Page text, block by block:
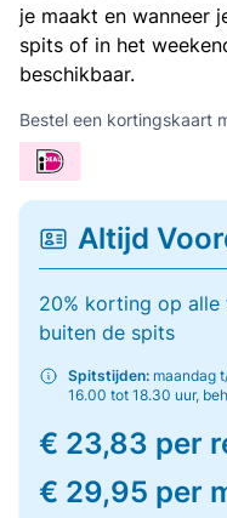
je maakt en wanneer
spits of in het
beschikbaar.
Bestel een kortingskaart
Altijd
20% korting op alle
buiten de spits
Spitstijden: maandag
16.00 tot 18.30 uur,
€ 23,83 per
€ 29,95 per